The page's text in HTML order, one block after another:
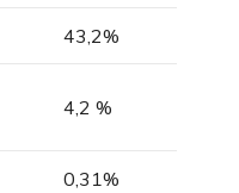
43,2%
4,2 %
0,31%